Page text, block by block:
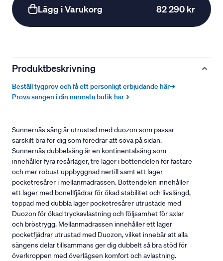
Lägg i Varukorg 82 290 kr
Produktbeskrivning
Beställ tygprov och få ett personligt erbjudande här→
Prova sängen i din närmsta butik här→
Sunnernäs säng är utrustad med duozon som passar
särskilt bra för dig som föredrar att sova på sidan.
Sunnernäs dubbelsäng är en kontinentalsäng som
innehåller fyra resårlager, tre lager i bottendelen för fastare
och mer robust uppbyggnad nertill samt ett lager
pocketresårer i mellanmadrassen. Bottendelen innehåller
ett lager med bonellfjädrar för ökad stabilitet och livslängd,
toppad med dubbla lager pocketresårer utrustade med
Duozon för ökad tryckavlastning och följsamhet för axlar
och bröstrygg. Mellanmadrassen innehåller ett lager
pocketfjädrar utrustad med Duozon, vilket innebär att alla
sängens delar tillsammans ger dig dubbelt så bra stöd för
överkroppen med överlägsen komfort och avlastning.